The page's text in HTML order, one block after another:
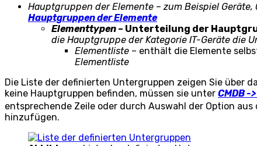
Hauptgruppen der Elemente –zum Beispiel Geräte,
Hauptgruppen der Elemente
Elementtypen – Unterteilung der
die Hauptgruppe der Kategorie IT-Geräte die
Elementliste – enthält die Elemente
Elementliste
Die Liste der definierten Untergruppen zeigen Sie über
keine Hauptgruppen befinden, müssen sie unter CMDB -
entsprechende Zeile oder durch Auswahl der Option aus
hinzufügen.